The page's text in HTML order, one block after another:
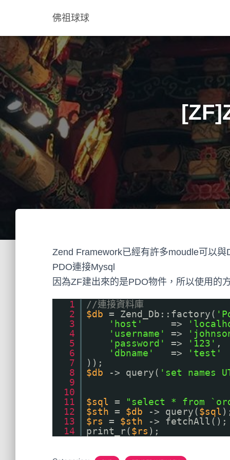
佛祖球球
Zend Framework已經有許多moudle可以
PDO連接Mysql
因為ZF建出來的是PDO物件，所以使用的
1
//連接資料庫
2
$db = Zend_Db::factory(
3
'host' =>
4
'username' =>
5
'password' => '123' ,
6
'dbname' =>
'test'
7
));
8
$db -> query( 'set names
9
10
11
$sql = "select * from
12
$sth = $db -> query($sql
13
$rs = $sth
-> fetchAll();
14
print_r($rs );